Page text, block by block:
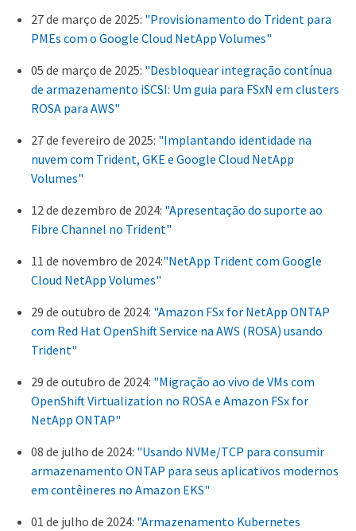
27 de março de 2025: "Provisionamento do Trident para
PMEs com o Google Cloud NetApp Volumes"
05 de março de 2025: "Desbloquear integração contínua
de armazenamento iSCSI: Um guia para FSxN em clusters
ROSA para AWS"
27 de fevereiro de 2025: "Implantando identidade na
nuvem com Trident, GKE e Google Cloud NetApp
Volumes"
12 de dezembro de 2024: "Apresentação do suporte ao
Fibre Channel no Trident"
11 de novembro de 2024:"NetApp Trident com Google
Cloud NetApp Volumes"
29 de outubro de 2024: "Amazon FSx for NetApp ONTAP
com Red Hat OpenShift Service na AWS (ROSA) usando
Trident"
29 de outubro de 2024: "Migração ao vivo de VMs com
OpenShift Virtualization no ROSA e Amazon FSx for
NetApp ONTAP"
08 de julho de 2024: "Usando NVMe/TCP para consumir
armazenamento ONTAP para seus aplicativos modernos
em contêineres no Amazon EKS"
01 de julho de 2024: "Armazenamento Kubernetes